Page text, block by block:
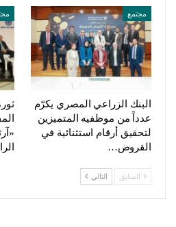
مجتمع
البنك الزراعي المصري يكرّم
عدداً من موظفيه المتميزين
لتحقيق أرقام استثنائية في
القروض…
السابق التالي